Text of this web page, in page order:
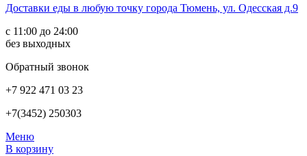
Доставки еды в любую точку города Тюмень, ул. Одесская д.9
с 11:00 до 24:00
без выходных
Обратный звонок
+7 922 471 03 23
+7(3452) 250303
Mеню
В корзину